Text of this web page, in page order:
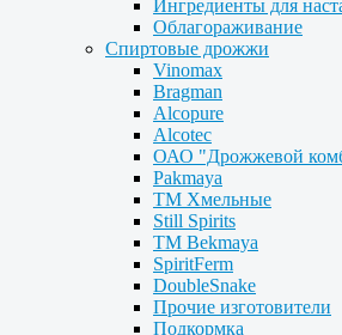
Ингредиенты для
Облагораживание
Спиртовые дрожжи
Vinomax
Bragman
Alcopure
Alcotec
ОАО "Дрожжевой
Pakmaya
ТМ Хмельные
Still Spirits
ТМ Bekmaya
SpiritFerm
DoubleSnake
Прочие изготовители
Подкормка